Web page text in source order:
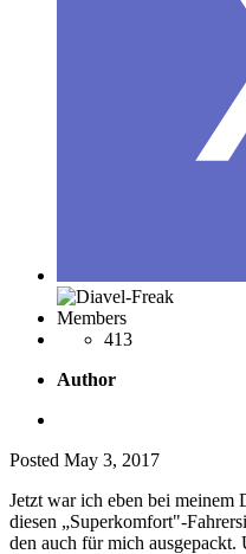
Members
413
Author
Posted May 3, 2017
Jetzt war ich eben bei meinem
diesen „Superkomfort"-
den auch für mich ausgepackt.